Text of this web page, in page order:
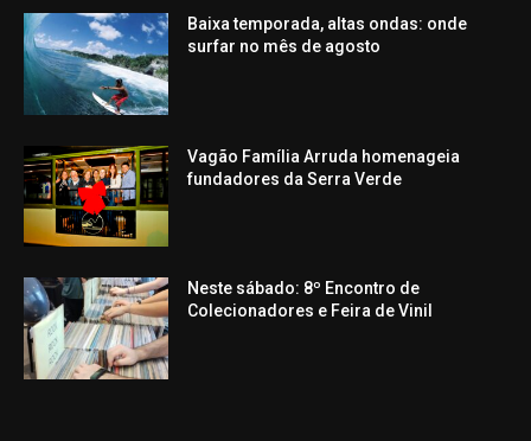
Baixa temporada, altas ondas: onde
surfar no mês de agosto
Vagão Família Arruda homenageia
fundadores da Serra Verde
Neste sábado: 8º Encontro de
Colecionadores e Feira de Vinil